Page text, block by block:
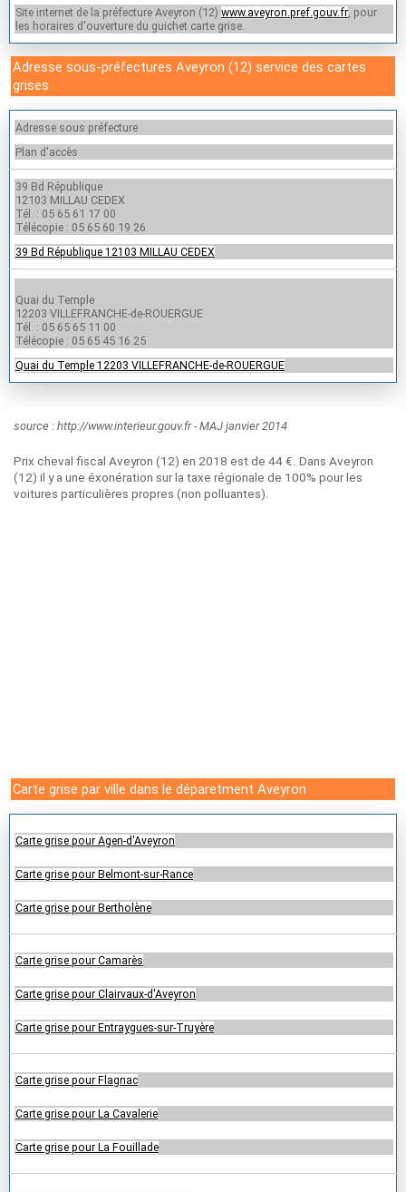
Site internet de la préfecture Aveyron (12) www.aveyron.pref.gouv.fr , pour
les horaires d'ouverture du guichet carte grise.
Adresse sous-préfectures Aveyron (12) service des cartes
grises
Adresse sous préfecture
Plan d'accès
39 Bd République
12103 MILLAU CEDEX
Tél. : 05 65 61 17 00
Télécopie : 05 65 60 19 26
39 Bd République 12103 MILLAU CEDEX
Quai du Temple
12203 VILLEFRANCHE-de-ROUERGUE
Tél. : 05 65 65 11 00
Télécopie : 05 65 45 16 25
Quai du Temple 12203 VILLEFRANCHE-de-ROUERGUE
source : http://www.interieur.gouv.fr - MAJ janvier 2014
Prix cheval fiscal Aveyron (12) en 2018 est de 44 €. Dans Aveyron
(12) il y a une éxonération sur la taxe régionale de 100% pour les
voitures particulières propres (non polluantes).
Carte grise par ville dans le déparetment Aveyron
Carte grise pour Agen-d'Aveyron
Carte grise pour Belmont-sur-Rance
Carte grise pour Bertholène
Carte grise pour Camarès
Carte grise pour Clairvaux-d'Aveyron
Carte grise pour Entraygues-sur-Truyère
Carte grise pour Flagnac
Carte grise pour La Cavalerie
Carte grise pour La Fouillade